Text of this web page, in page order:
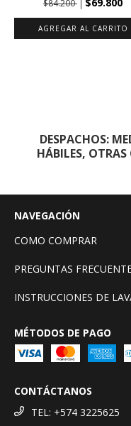
$84.200
AGREGAR AL CARRITO
DESPACHOS:
HÁBILES,
NAVEGACIÓN
COMO COMPRAR
PREGUNTAS
INSTRUCCIONES DE
MÉTODOS DE PAGO
CONTÁCTANOS
TEL: +574 3225625